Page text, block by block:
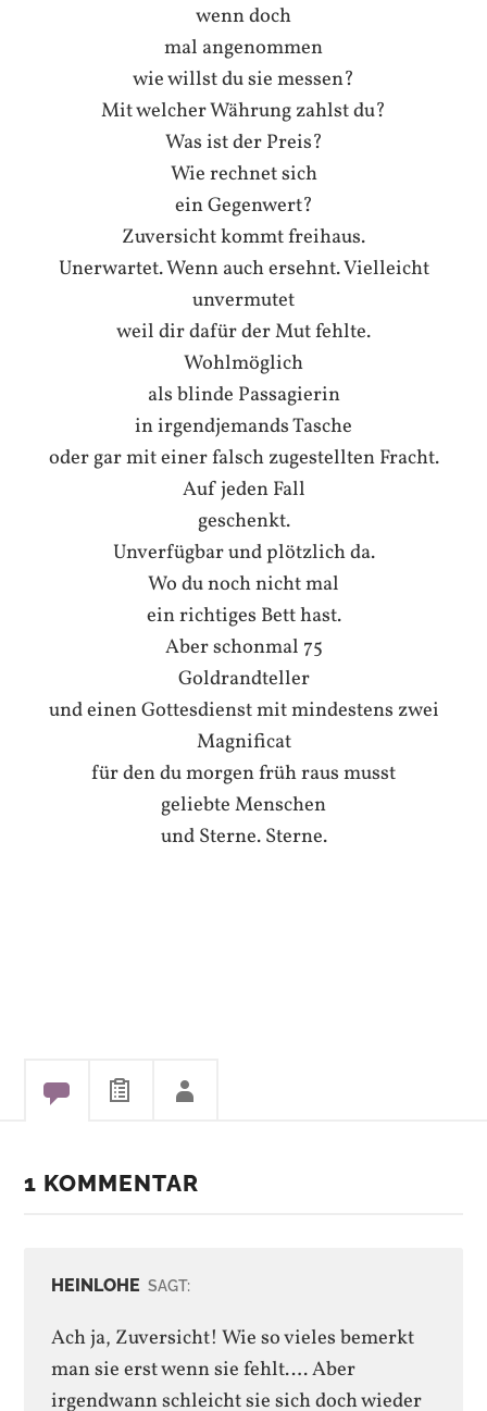
wenn doch
mal angenommen
wie willst du sie messen?
Mit welcher Währung zahlst du?
Was ist der Preis?
Wie rechnet sich
ein Gegenwert?
Zuversicht kommt freihaus.
Unerwartet. Wenn auch ersehnt. Vielleicht
unvermutet
weil dir dafür der Mut fehlte.
Wohlmöglich
als blinde Passagierin
in irgendjemands Tasche
oder gar mit einer falsch zugestellten Fracht.
Auf jeden Fall
geschenkt.
Unverfügbar und plötzlich da.
Wo du noch nicht mal
ein richtiges Bett hast.
Aber schonmal 75
Goldrandteller
und einen Gottesdienst mit mindestens zwei
Magnificat
für den du morgen früh raus musst
geliebte Menschen
und Sterne. Sterne.
1 KOMMENTAR
HEINLOHE SAGT:
Ach ja, Zuversicht! Wie so vieles bemerkt
man sie erst wenn sie fehlt…. Aber
irgendwann schleicht sie sich doch wieder